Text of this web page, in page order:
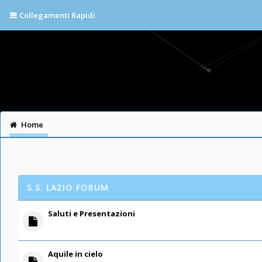
Collegamenti Rapidi
Home
S.S. LAZIO FORUM
Saluti e Presentazioni
Aquile in cielo